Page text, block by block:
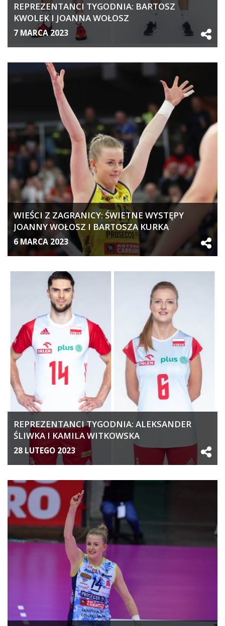
REPREZENTANCI TYGODNIA: BARTOSZ
KWOLEK I JOANNA WOŁOSZ
7 MARCA 2023
WIEŚCI Z ZAGRANICY: ŚWIETNE WYSTĘPY
JOANNY WOŁOSZ I BARTOSZA KURKA
6 MARCA 2023
REPREZENTANCI TYGODNIA: ALEKSANDER
ŚLIWKA I KAMILA WITKOWSKA
28 LUTEGO 2023